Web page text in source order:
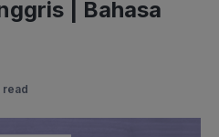
| Bahasa
read